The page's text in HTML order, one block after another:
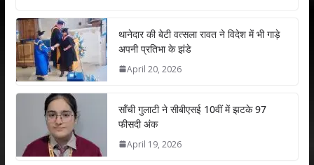
at
s
A
p
p
e
b
o
o
er e
dI
l e
थानेदार की बेटी वत्सला रावत ने विदेश में भी गाड़े
अपनी प्रतिभा के झंडे
April 20, 2026
साँची गुलाटी ने सीबीएसई 10वीं में झटके 97
फीसदी अंक
April 19, 2026